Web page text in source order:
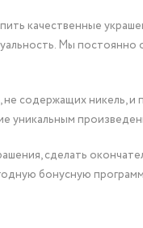
качественные
Мы постоянно
не содержащих никель,
уникальным
сделать
бонусную